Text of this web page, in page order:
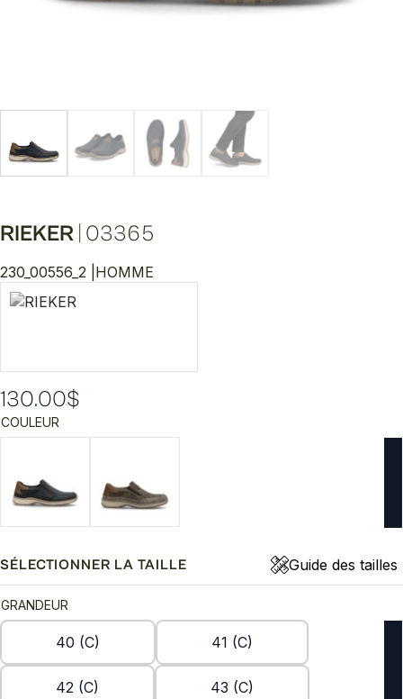
RIEKER 03365
230_00556_2 | HOMME
130.00$
COULEUR
SÉLECTIONNER LA TAILLE Guide des tailles
GRANDEUR
40 (C) 41 (C)
42 (C) 43 (C)